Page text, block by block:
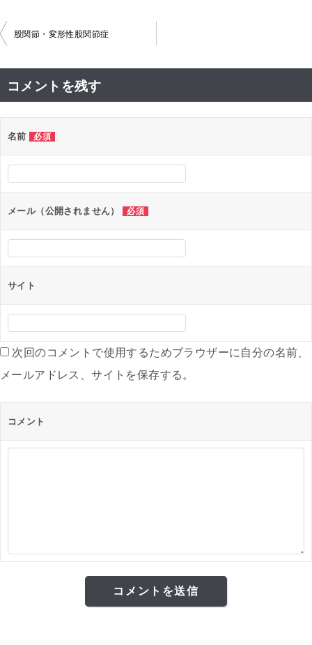
投
ビ
ー
シ
ン
股関節・変形性股関節症
コメントを残す
名前 必須
メール（公開されません） 必須
サイト
次回のコメントで使用するためブラウザーに自分の名前、
メールアドレス、サイトを保存する。
コメント